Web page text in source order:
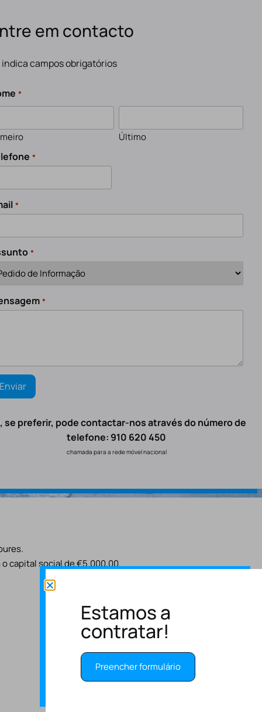
em contacto
indica campos obrigatórios
*
Último
*
*
*
*
se preferir, pode contactar-nos através do número de
telefone: 910 620 450
chamada para a rede móvel nacional
o capital social de €5.000,00.
Estamos a
contratar!
Preencher formulário